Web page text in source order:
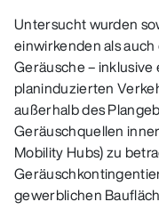
Untersucht wurden
einwirkenden als
Geräusche –
planinduzierten
außerhalb des
Geräuschquellen
Mobility Hubs) zu
gewerblichen